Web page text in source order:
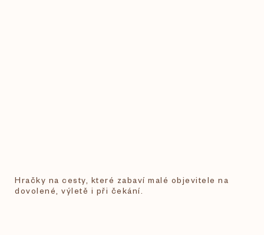
Hračky na cesty, které zabaví malé objevitele na
dovolené, výletě i při čekání.